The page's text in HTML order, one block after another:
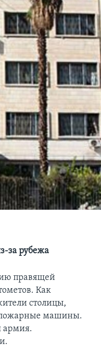
за рубежа
правящей
Как
столицы,
пожарные машины.
армия.